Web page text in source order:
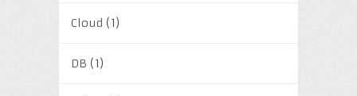
Cloud (1)
DB (1)